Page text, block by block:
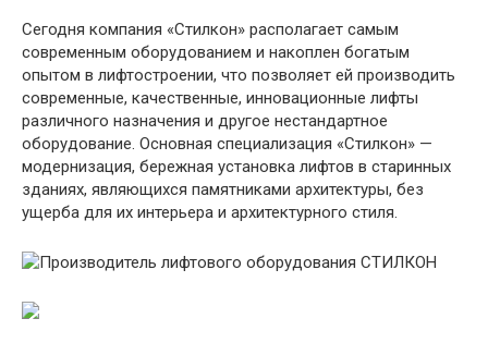
Сегодня компания «Стилкон» располагает самым
современным оборудованием и накоплен богатым
опытом в лифтостроении, что позволяет ей производить
современные, качественные, инновационные лифты
различного назначения и другое нестандартное
оборудование. Основная специализация «Стилкон» —
модернизация, бережная установка лифтов в старинных
зданиях, являющихся памятниками архитектуры, без
ущерба для их интерьера и архитектурного стиля.